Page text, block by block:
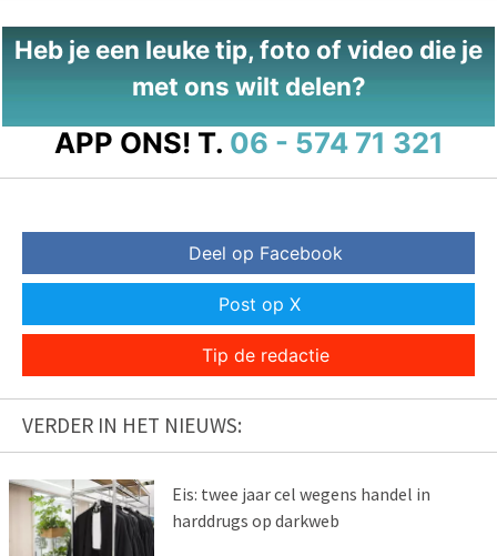
Heb je een leuke tip, foto of video die je
met ons wilt delen?
APP ONS! T. 06 - 574 71 321
Deel op Facebook
Post op X
Tip de redactie
VERDER IN HET NIEUWS:
Eis: twee jaar cel wegens handel in
harddrugs op darkweb